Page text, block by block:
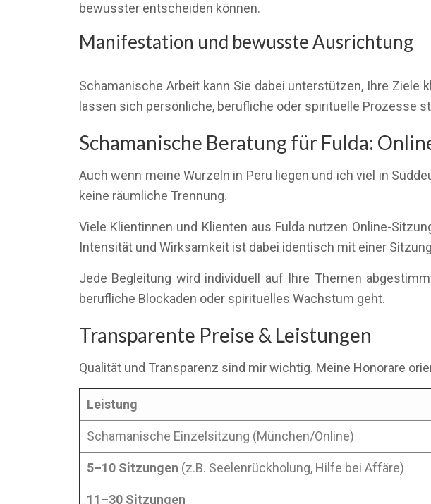
bewusster entscheiden können.
Manifestation und bewusste Ausrichtung
Schamanische Arbeit kann Sie dabei unterstützen, Ihre
lassen sich persönliche, berufliche oder spirituelle Prozesse
Schamanische Beratung für Fulda:
Auch wenn meine Wurzeln in Peru liegen und ich viel in
keine räumliche Trennung.
Viele Klientinnen und Klienten aus Fulda nutzen Online-
Intensität und Wirksamkeit ist dabei identisch mit einer
Jede Begleitung wird individuell auf Ihre Themen
berufliche Blockaden oder spirituelles Wachstum geht.
Transparente Preise & Leistungen
Qualität und Transparenz sind mir wichtig. Meine Honorare
Leistung
Schamanische Einzelsitzung (München/Online)
5–10 Sitzungen (z.B. Seelenrückholung, Hilfe bei Affäre)
11–30 Sitzungen